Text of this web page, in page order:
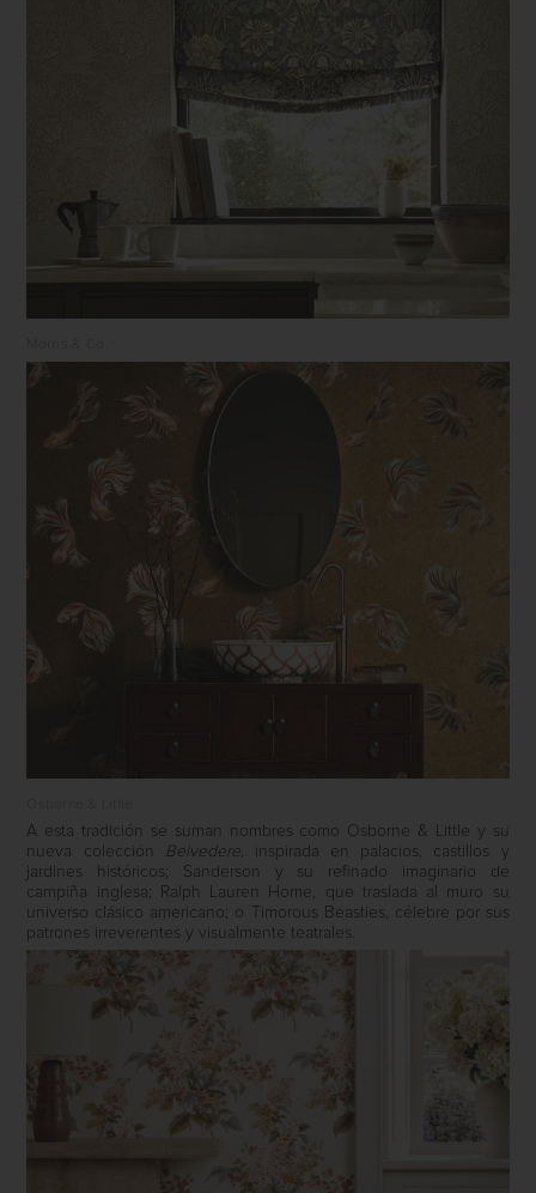
A esta tradición se suman nombres como Osborne & Little y su
nueva colección Belvedere, inspirada en palacios, castillos y
jardines históricos; Sanderson y su refinado imaginario de
campiña inglesa; Ralph Lauren Home, que traslada al muro su
universo clásico americano; o Timorous Beasties, célebre por sus
patrones irreverentes y visualmente teatrales.